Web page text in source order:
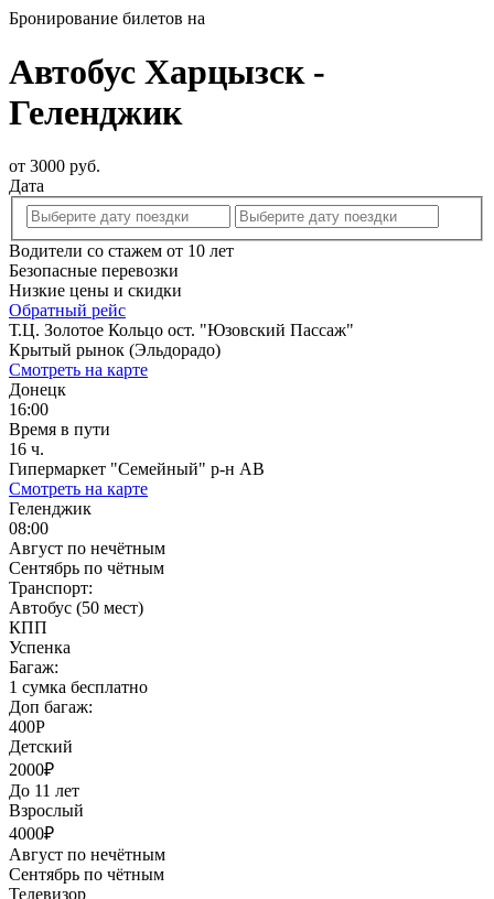
Бронирование билетов на
Автобус Харцызск -
Геленджик
от 3000 руб.
Дата
Водители со стажем от 10 лет
Безопасные перевозки
Низкие цены и скидки
Обратный рейс
Т.Ц. Золотое Кольцо ост. "Юзовский Пассаж"
Крытый рынок (Эльдорадо)
Смотреть на карте
Донецк
16:00
Время в пути
16 ч.
Гипермаркет "Семейный" р-н АВ
Смотреть на карте
Геленджик
08:00
Август по нечётным
Сентябрь по чётным
Транспорт:
Автобус (50 мест)
КПП
Успенка
Багаж:
1 сумка бесплатно
Доп багаж:
400Р
Детский
2000₽
До 11 лет
Взрослый
4000₽
Август по нечётным
Сентябрь по чётным
Телевизор